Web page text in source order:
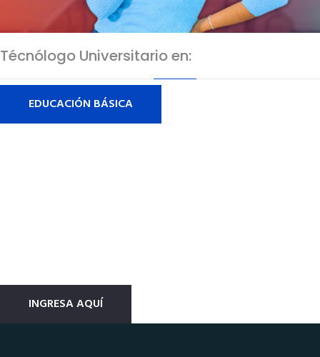
Técnólogo Universitario en:
EDUCACIÓN BÁSICA
INGRESA AQUÍ